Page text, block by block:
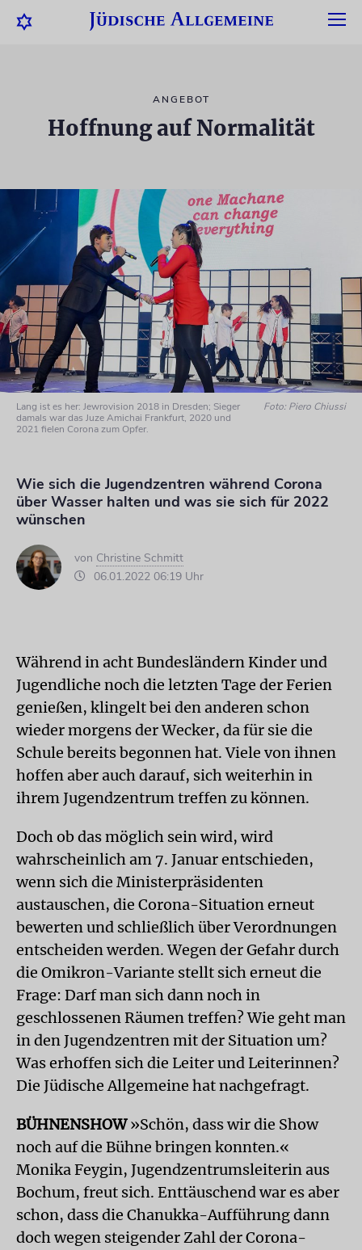
ANGEBOT
Hoffnung auf Normalität
Lang ist es her: Jewrovision 2018 in Dresden; Sieger
damals war das Juze Amichai Frankfurt, 2020 und
2021 fielen Corona zum Opfer.
Foto: Piero Chiussi
Wie sich die Jugendzentren während Corona
über Wasser halten und was sie sich für 2022
wünschen
von Christine Schmitt
06.01.2022 06:19 Uhr
Während in acht Bundesländern Kinder und
Jugendliche noch die letzten Tage der Ferien
genießen, klingelt bei den anderen schon
wieder morgens der Wecker, da für sie die
Schule bereits begonnen hat. Viele von ihnen
hoffen aber auch darauf, sich weiterhin in
ihrem Jugendzentrum treffen zu können.
Doch ob das möglich sein wird, wird
wahrscheinlich am 7. Januar entschieden,
wenn sich die Ministerpräsidenten
austauschen, die Corona-Situation erneut
bewerten und schließlich über Verordnungen
entscheiden werden. Wegen der Gefahr durch
die Omikron-Variante stellt sich erneut die
Frage: Darf man sich dann noch in
geschlossenen Räumen treffen? Wie geht man
in den Jugendzentren mit der Situation um?
Was erhoffen sich die Leiter und Leiterinnen?
Die Jüdische Allgemeine hat nachgefragt.
BÜHNENSHOW»Schön, dass wir die Show
noch auf die Bühne bringen konnten.«
Monika Feygin, Jugendzentrumsleiterin aus
Bochum, freut sich. Enttäuschend war es aber
schon, dass die Chanukka-Aufführung dann
doch wegen steigender Zahl der Corona-